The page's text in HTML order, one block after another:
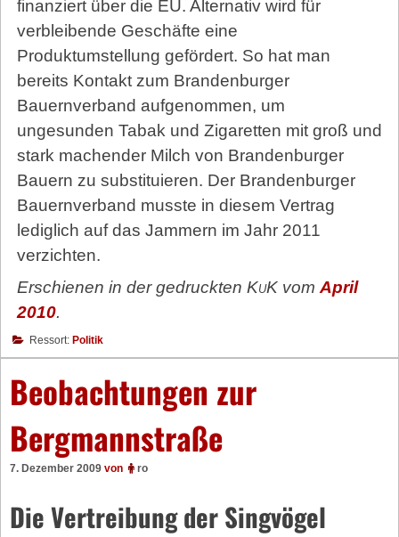
finanziert über die EU. Alternativ wird für
verbleibende Geschäfte eine
Produktumstellung gefördert. So hat man
bereits Kontakt zum Brandenburger
Bauernverband aufgenommen, um
ungesunden Tabak und Zigaretten mit groß und
stark machender Milch von Brandenburger
Bauern zu substituieren. Der Brandenburger
Bauernverband musste in diesem Vertrag
lediglich auf das Jammern im Jahr 2011
verzichten.
Erschienen in der gedruckten KuKvom April
2010.
Ressort: Politik
Beobachtungen zur
Bergmannstraße
7. Dezember 2009 von ro
Die Vertreibung der Singvögel